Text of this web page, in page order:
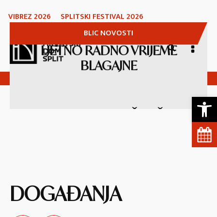
VIBREZ 2026 SPLITSKI FESTIVAL 2026
BLIC NOVOSTI
LJETNO RADNO VRIJEME
KONCERTNOM LABORATORIJU
DOGAĐANJA